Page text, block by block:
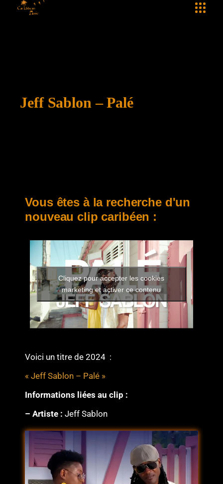
Jeff Sablon – Palé
Vous êtes à la recherche d'un
nouveau clip caribéen :
Cliquez pour accepter les cookies
marketing et activer ce contenu
Voici un titre de 2024 :
« Jeff Sablon – Palé »
Informations liées au clip :
– Artiste : Jeff Sablon